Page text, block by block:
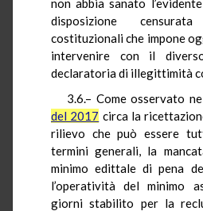
non abbia sanato
disposizione
costituzionali che impone
intervenire con il
declaratoria di illegittimità
3.6.– Come osservato
del 2017 circa la
rilievo che può essere
termini generali, la
minimo edittale di pena
l’operatività del minimo
giorni stabilito per la